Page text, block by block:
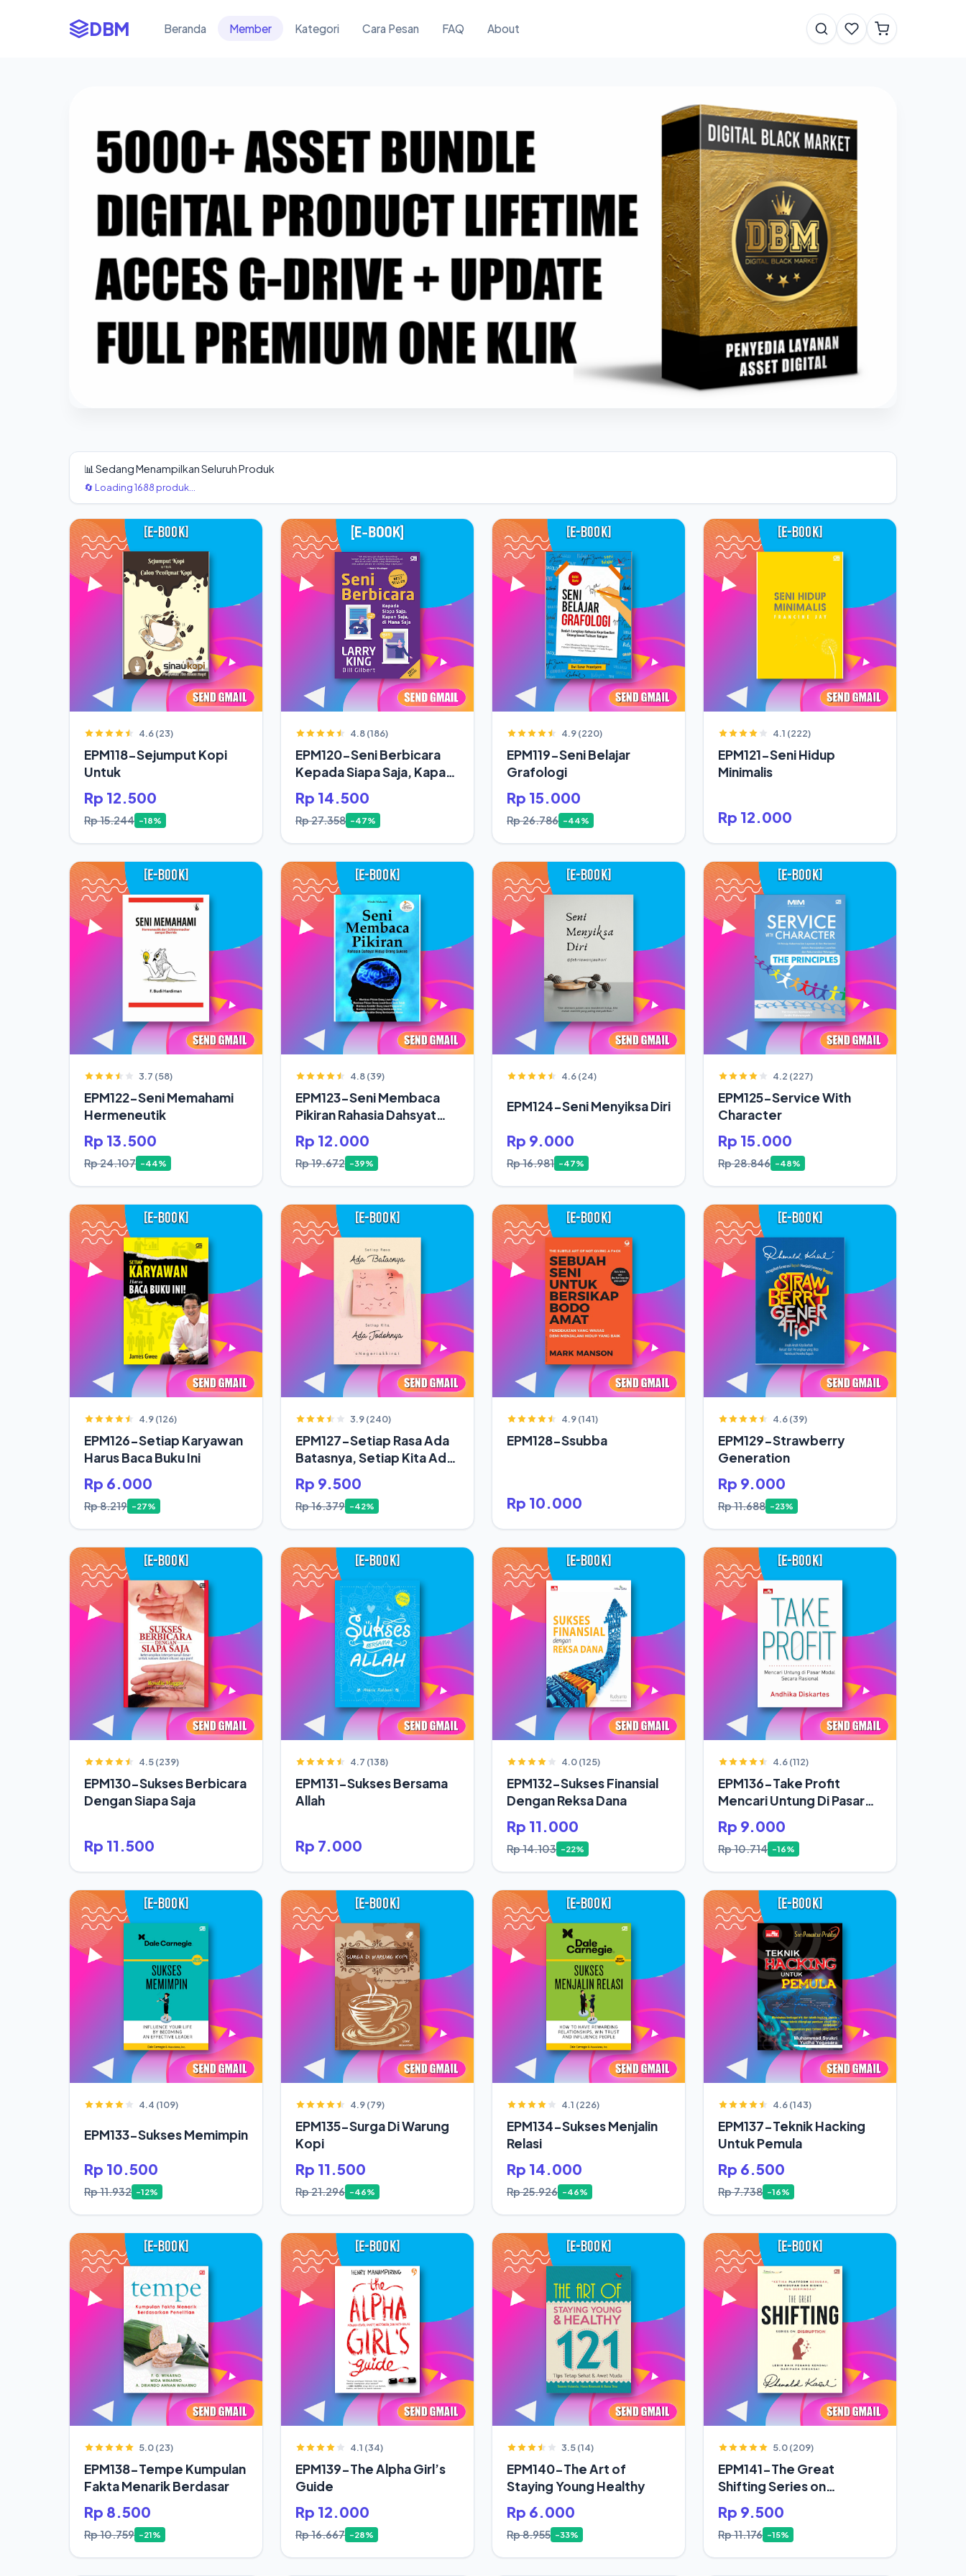
DBM Beranda Member Kategori Cara Pesan FAQ About
📊 Sedang Menampilkan Seluruh Produk
🔄 Loading 1688 produk...
4.6 (23)
EPM118-Sejumput Kopi
Untuk
Rp 12.500
Rp 15.244 -18%
4.8 (186)
EPM120-Seni Berbicara
Kepada Siapa Saja, Kapan
Saja
Rp 14.500
Rp 27.358 -47%
4.9 (220)
EPM119-Seni Belajar
Grafologi
Rp 15.000
Rp 26.786 -44%
4.1 (222)
EPM121-Seni Hidup
Minimalis
Rp 12.000
3.7 (58)
EPM122-Seni Memahami
Hermeneutik
Rp 13.500
Rp 24.107 -44%
4.8 (39)
EPM123-Seni Membaca
Pikiran Rahasia Dahsyat
Hidup Orang Sukses
Rp 12.000
Rp 19.672 -39%
4.6 (24)
EPM124-Seni Menyiksa Diri
Rp 9.000
Rp 16.981 -47%
4.2 (227)
EPM125-Service With
Character
Rp 15.000
Rp 28.846 -48%
4.9 (126)
EPM126-Setiap Karyawan
Harus Baca Buku Ini
Rp 6.000
Rp 8.219 -27%
3.9 (240)
EPM127-Setiap Rasa Ada
Batasnya, Setiap Kita Ada
Jodoh
Rp 9.500
Rp 16.379 -42%
4.9 (141)
EPM128-Ssubba
Rp 10.000
4.6 (39)
EPM129-Strawberry
Generation
Rp 9.000
Rp 11.688 -23%
4.5 (239)
EPM130-Sukses Berbicara
Dengan Siapa Saja
Rp 11.500
4.7 (138)
EPM131-Sukses Bersama
Allah
Rp 7.000
4.0 (125)
EPM132-Sukses Finansial
Dengan Reksa Dana
Rp 11.000
Rp 14.103 -22%
4.6 (112)
EPM136-Take Profit
Mencari Untung Di Pasar
Modal Secara Rasional
Rp 9.000
Rp 10.714 -16%
4.4 (109)
EPM133-Sukses Memimpin
Rp 10.500
Rp 11.932 -12%
4.9 (79)
EPM135-Surga Di Warung
Kopi
Rp 11.500
Rp 21.296 -46%
4.1 (226)
EPM134-Sukses Menjalin
Relasi
Rp 14.000
Rp 25.926 -46%
4.6 (143)
EPM137-Teknik Hacking
Untuk Pemula
Rp 6.500
Rp 7.738 -16%
5.0 (23)
EPM138-Tempe Kumpulan
Fakta Menarik Berdasar
Rp 8.500
Rp 10.759 -21%
4.1 (34)
EPM139-The Alpha Girl’s
Guide
Rp 12.000
Rp 16.667 -28%
3.5 (14)
EPM140-The Art of
Staying Young Healthy
Rp 6.000
Rp 8.955 -33%
5.0 (209)
EPM141-The Great
Shifting Series on
Disruption
Rp 9.500
Rp 11.176 -15%